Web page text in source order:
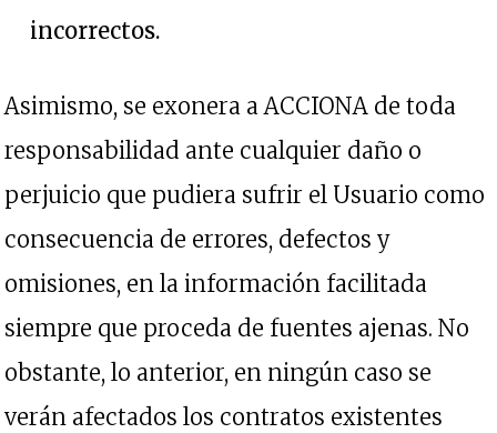
incorrectos.
Asimismo, se exonera a ACCIONA de toda
responsabilidad ante cualquier daño o
perjuicio que pudiera sufrir el Usuario como
consecuencia de errores, defectos y
omisiones, en la información facilitada
siempre que proceda de fuentes ajenas. No
obstante, lo anterior, en ningún caso se
verán afectados los contratos existentes